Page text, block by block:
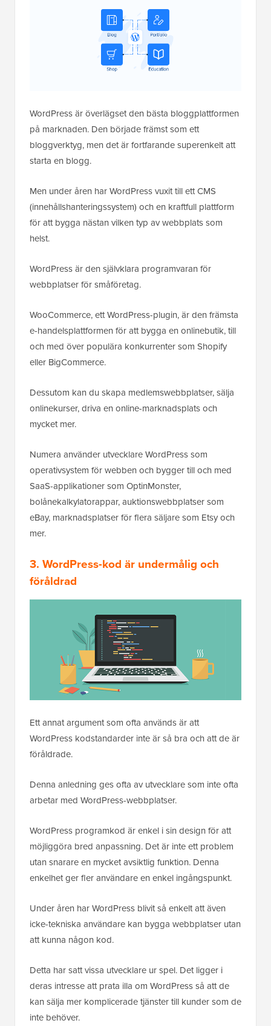
WordPress är överlägset den bästa bloggplattformen
på marknaden. Den började främst som ett
bloggverktyg, men det är fortfarande superenkelt att
starta en blogg.
Men under åren har WordPress vuxit till ett CMS
(innehållshanteringssystem) och en kraftfull plattform
för att bygga nästan vilken typ av webbplats som
helst.
WordPress är den självklara programvaran för
webbplatser för småföretag.
WooCommerce, ett WordPress-plugin, är den främsta
e-handelsplattformen för att bygga en onlinebutik, till
och med över populära konkurrenter som Shopify
eller BigCommerce.
Dessutom kan du skapa medlemswebbplatser, sälja
onlinekurser, driva en online-marknadsplats och
mycket mer.
Numera använder utvecklare WordPress som
operativsystem för webben och bygger till och med
SaaS-applikationer som OptinMonster,
bolånekalkylatorappar, auktionswebbplatser som
eBay, marknadsplatser för flera säljare som Etsy och
mer.
3. WordPress-kod är undermålig och
föråldrad
Ett annat argument som ofta används är att
WordPress kodstandarder inte är så bra och att de är
föråldrade.
Denna anledning ges ofta av utvecklare som inte ofta
arbetar med WordPress-webbplatser.
WordPress programkod är enkel i sin design för att
möjliggöra bred anpassning. Det är inte ett problem
utan snarare en mycket avsiktlig funktion. Denna
enkelhet ger fler användare en enkel ingångspunkt.
Under åren har WordPress blivit så enkelt att även
icke-tekniska användare kan bygga webbplatser utan
att kunna någon kod.
Detta har satt vissa utvecklare ur spel. Det ligger i
deras intresse att prata illa om WordPress så att de
kan sälja mer komplicerade tjänster till kunder som de
inte behöver.